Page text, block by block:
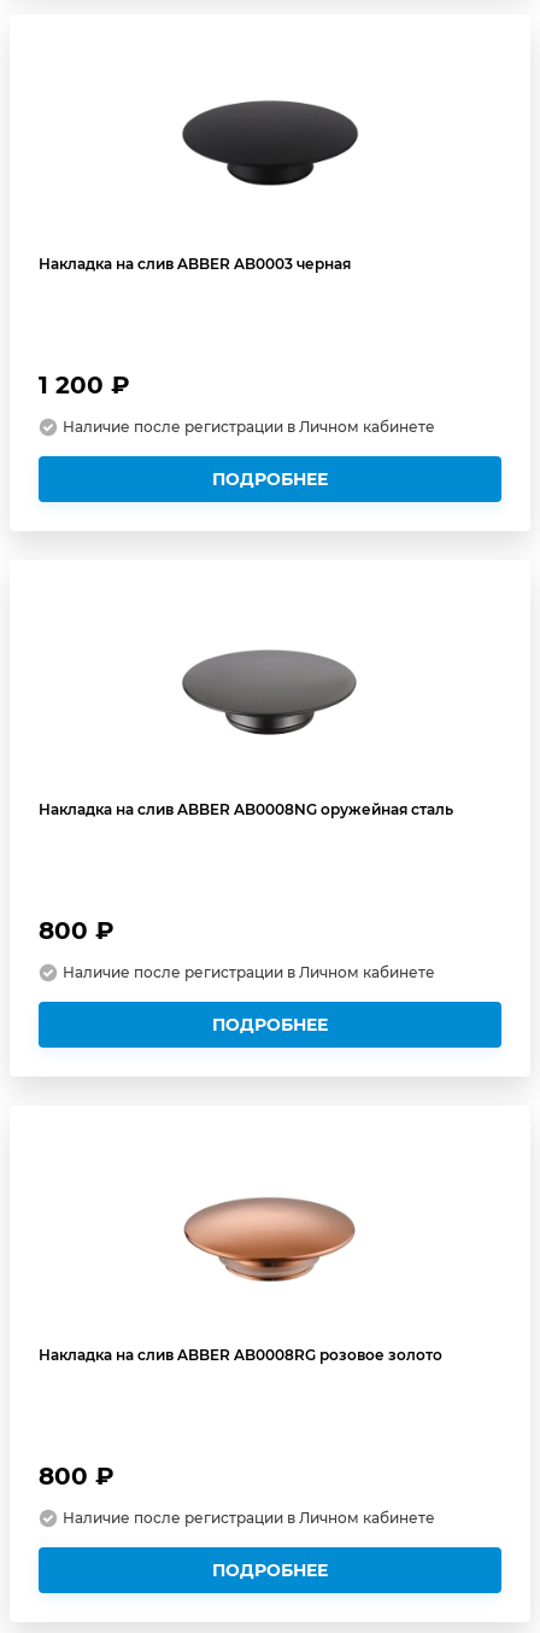
Накладка на слив ABBER AB0003 черная
1 200 ₽
Наличие после регистрации в Личном кабинете
ПОДРОБНЕЕ
Накладка на слив ABBER AB0008NG оружейная сталь
800 ₽
Наличие после регистрации в Личном кабинете
ПОДРОБНЕЕ
Накладка на слив ABBER AB0008RG розовое золото
800 ₽
Наличие после регистрации в Личном кабинете
ПОДРОБНЕЕ